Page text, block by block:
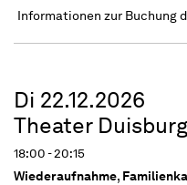
Informationen zur Buchung
Di 22.12.2026
Theater Duisburg
18:00 - 20:15
Wiederaufnahme,